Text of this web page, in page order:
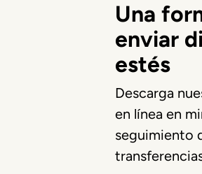
Una
enviar
estés
Descarga
en línea en
seguimiento